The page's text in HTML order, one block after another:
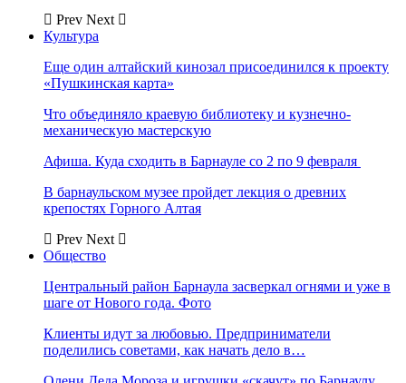
Prev Next
Культура
Еще один алтайский кинозал присоединился к проекту
«Пушкинская карта»
Что объединяло краевую библиотеку и кузнечно-
механическую мастерскую
Афиша. Куда сходить в Барнауле со 2 по 9 февраля
В барнаульском музее пройдет лекция о древних
крепостях Горного Алтая
Prev Next
Общество
Центральный район Барнаула засверкал огнями и уже в
шаге от Нового года. Фото
Клиенты идут за любовью. Предприниматели
поделились советами, как начать дело в…